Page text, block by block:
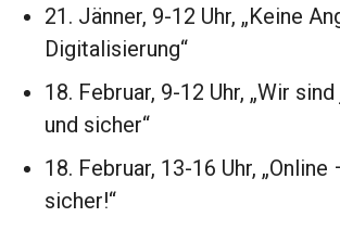
21. Jänner, 9-12 Uhr, „Keine
Digitalisierung“
18. Februar, 9-12 Uhr, „Wir
und sicher“
18. Februar, 13-16 Uhr, „Online
sicher!“